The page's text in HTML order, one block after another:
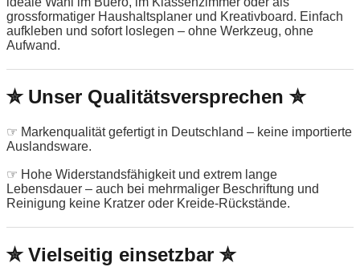
grossformatiger Haushaltsplaner und Kreativboard. Einfach
aufkleben und sofort loslegen – ohne Werkzeug, ohne
Aufwand.
✮ Unser Qualitätsversprechen ✮
☞ Markenqualität gefertigt in Deutschland – keine importierte
Auslandsware.
☞ Hohe Widerstandsfähigkeit und extrem lange
Lebensdauer – auch bei mehrmaliger Beschriftung und
Reinigung keine Kratzer oder Kreide-Rückstände.
✮ Vielseitig einsetzbar ✮